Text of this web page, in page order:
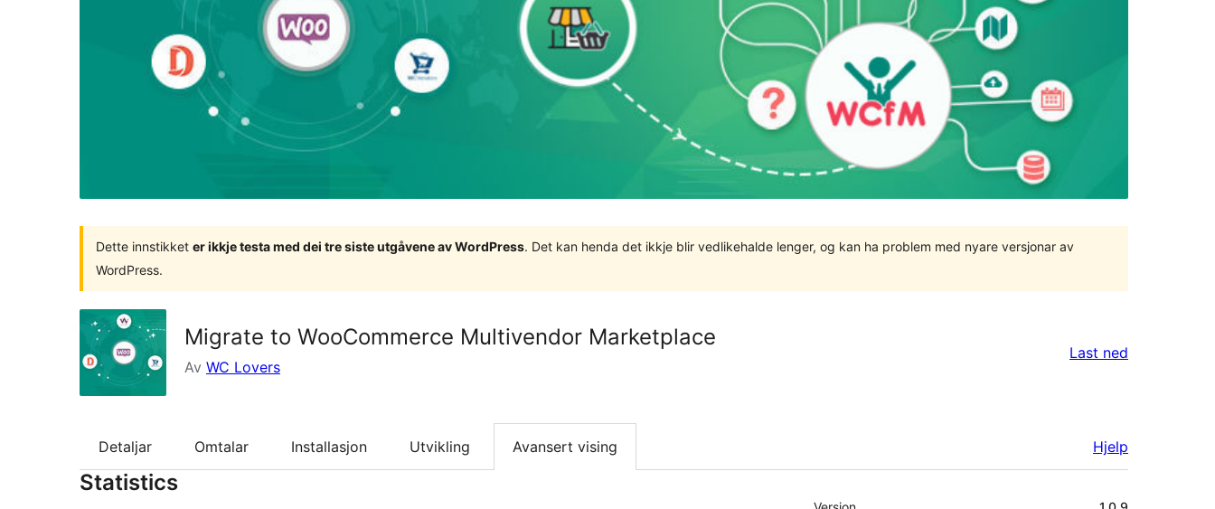
Dette innstikket er ikkje testa med dei tre siste utgåvene av WordPress. Det kan henda det ikkje blir vedlikehalde lenger, og kan ha problem med nyare versjonar av
WordPress.
Migrate to WooCommerce Multivendor Marketplace
Av WC Lovers
Last ned
Detaljar Omtalar Installasjon Utvikling Avansert vising Hjelp
Statistics
Om